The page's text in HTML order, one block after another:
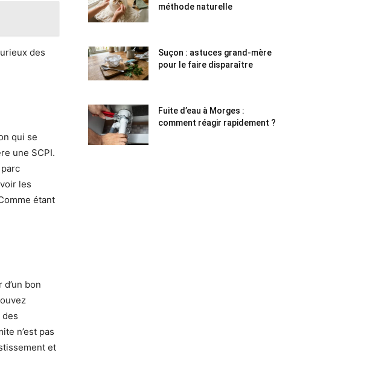
des
qui se
une SCPI.
les
étant
bon
des
n’est pas
et
méthode naturelle
Suçon : astuces grand-mère
pour le faire disparaître
Fuite d’eau à Morges :
comment réagir rapidement ?